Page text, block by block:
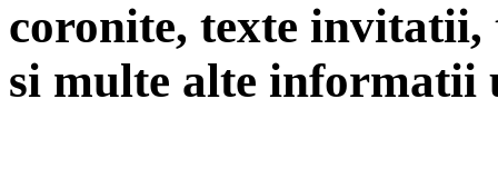
coronite, texte
si multe alte informatii